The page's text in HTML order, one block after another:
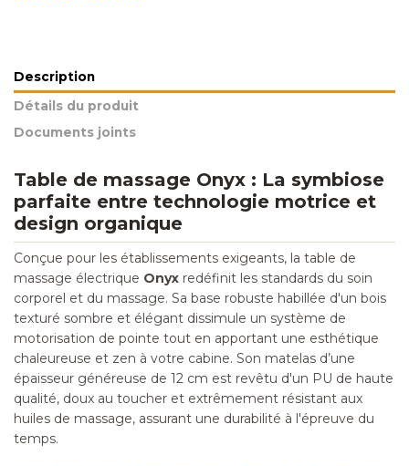
Description
Détails du produit
Documents joints
Table de massage Onyx : La symbiose
parfaite entre technologie motrice et
design organique
Conçue pour les établissements exigeants, la table de
massage électrique Onyx redéfinit les standards du soin
corporel et du massage. Sa base robuste habillée d'un bois
texturé sombre et élégant dissimule un système de
motorisation de pointe tout en apportant une esthétique
chaleureuse et zen à votre cabine. Son matelas d’une
épaisseur généreuse de 12 cm est revêtu d'un PU de haute
qualité, doux au toucher et extrêmement résistant aux
huiles de massage, assurant une durabilité à l'épreuve du
temps.